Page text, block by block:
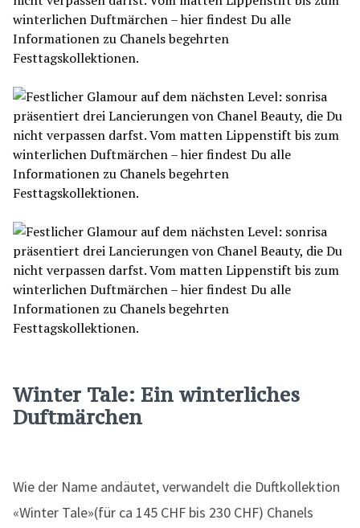
Winter Tale: Ein winterliches
Duftmärchen
Wie der Name andäutet, verwandelt die Duftkollektion
«Winter Tale»(für ca 145 CHF bis 230 CHF) Chanels